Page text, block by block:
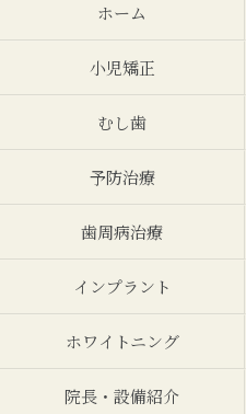
ホーム
小児矯正
むし歯
予防治療
歯周病治療
インプラント
ホワイトニング
院長・設備紹介